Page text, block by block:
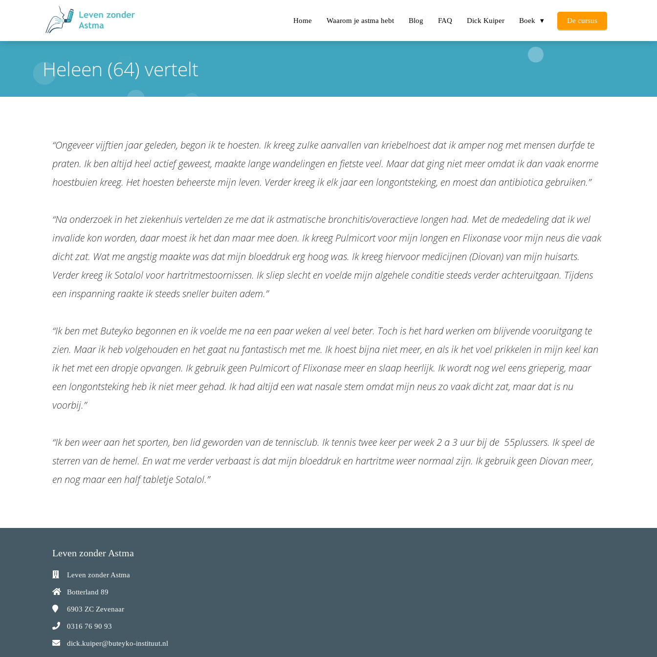
Home Waarom je astma hebt Blog FAQ Dick Kuiper Boek De cursus
Heleen (64) vertelt
“Ongeveer vijftien jaar geleden, begon ik te hoesten. Ik kreeg zulke aanvallen van kriebelhoest dat ik amper nog met mensen durfde te
praten. Ik ben altijd heel actief geweest, maakte lange wandelingen en fietste veel. Maar dat ging niet meer omdat ik dan vaak enorme
hoestbuien kreeg. Het hoesten beheerste mijn leven. Verder kreeg ik elk jaar een longontsteking, en moest dan antibiotica gebruiken.”
“Na onderzoek in het ziekenhuis vertelden ze me dat ik astmatische bronchitis/overactieve longen had. Met de mededeling dat ik wel
invalide kon worden, daar moest ik het dan maar mee doen. Ik kreeg Pulmicort voor mijn longen en Flixonase voor mijn neus die vaak
dicht zat. Wat me angstig maakte was dat mijn bloeddruk erg hoog was. Ik kreeg hiervoor medicijnen (Diovan) van mijn huisarts.
Verder kreeg ik Sotalol voor hartritmestoornissen. Ik sliep slecht en voelde mijn algehele conditie steeds verder achteruitgaan. Tijdens
een inspanning raakte ik steeds sneller buiten adem.”
“Ik ben met Buteyko begonnen en ik voelde me na een paar weken al veel beter. Toch is het hard werken om blijvende vooruitgang te
zien. Maar ik heb volgehouden en het gaat nu fantastisch met me. Ik hoest bijna niet meer, en als ik het voel prikkelen in mijn keel kan
ik het met een dropje opvangen. Ik gebruik geen Pulmicort of Flixonase meer en slaap heerlijk. Ik wordt nog wel eens grieperig, maar
een longontsteking heb ik niet meer gehad. Ik had altijd een wat nasale stem omdat mijn neus zo vaak dicht zat, maar dat is nu
voorbij.”
“Ik ben weer aan het sporten, ben lid geworden van de tennisclub. Ik tennis twee keer per week 2 a 3 uur bij de 55plussers. Ik speel de
sterren van de hemel. En wat me verder verbaast is dat mijn bloeddruk en hartritme weer normaal zijn. Ik gebruik geen Diovan meer,
en nog maar een half tabletje Sotalol.”
Leven zonder Astma
Leven zonder Astma
Botterland 89
6903 ZC Zevenaar
0316 76 90 93
dick.kuiper@buteyko-instituut.nl